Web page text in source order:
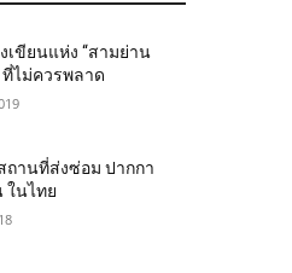
เขียนแห่ง “สามย่าน
ไม่ควรพลาด
ถานที่ส่งซ่อม ปากกา
ในไทย